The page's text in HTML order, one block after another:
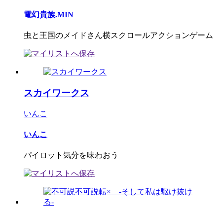
電幻貴族.MIN
虫と王国のメイドさん横スクロールアクションゲーム
スカイワークス
いんこ
いんこ
パイロット気分を味わおう